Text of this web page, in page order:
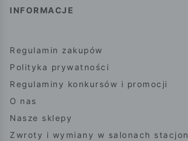
INFORMACJE
Regulamin zakupów
Polityka prywatności
Regulaminy konkursów i promocji
O nas
Nasze sklepy
Zwroty i wymiany w salonach